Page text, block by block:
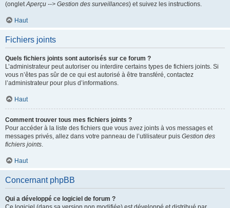
(ongletAperçu --> Gestion des surveillances) et suivez les instructions.
Haut
Fichiers joints
Quels fichiers joints sont autorisés sur ce forum ?
L’administrateur peut autoriser ou interdire certains types de fichiers joints. Si
vous n’êtes pas sûr de ce qui est autorisé à être transféré, contactez
l’administrateur pour plus d’informations.
Haut
Comment trouver tous mes fichiers joints ?
Pour accéder à la liste des fichiers que vous avez joints à vos messages et
messages privés, allez dans votre panneau de l’utilisateur puis Gestion des
fichiers joints.
Haut
Concernant phpBB
Qui a développé ce logiciel de forum ?